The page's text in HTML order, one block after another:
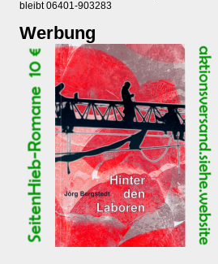
bleibt 06401-903283
Werbung